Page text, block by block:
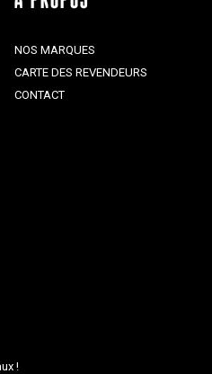
NOS MARQUES
CARTE DES REVENDEURS
CONTACT
!